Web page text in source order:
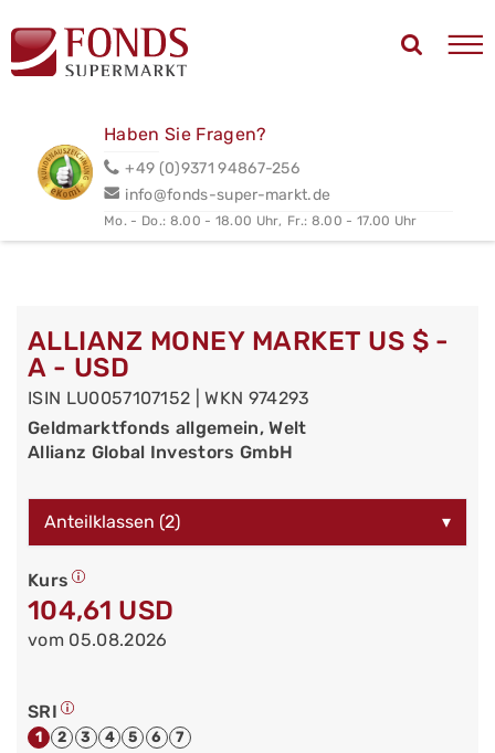
Haben Sie Fragen?
+49 (0)9371 94867-256
info@fonds-super-markt.de
Mo. - Do.: 8.00 - 18.00 Uhr, Fr.: 8.00 - 17.00 Uhr
ALLIANZ MONEY MARKET US $ -
A - USD
ISIN LU0057107152 | WKN 974293
Geldmarktfonds allgemein, Welt
Allianz Global Investors GmbH
Anteilklassen (2) ▾
Kurs
104,61 USD
vom 05.08.2026
SRI
1 2 3 4 5 6 7